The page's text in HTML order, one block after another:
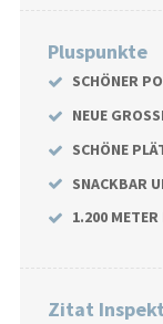
Pluspunkte
SCHÖNER
NEUE
SCHÖNE
SNACKBAR
1.200
Zitat